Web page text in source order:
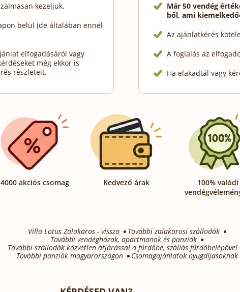
kezeljük.
belül (de általában ennél
elfogadásáról vagy
még ekkor is
részleteit.
Már 50 vendég
ből, ami
Az ajánlatkérés
A foglalás az
Ha elakadtál vagy
4000 akciós csomag Kedvező árak
100% valódi
Villa Lotus Zalakaros - vissza
További zalakarosi szállodák
További vendégházak, apartmanok és panziók
További szállodák közvetlen átjárással a fürdőbe, szállás fürdőbelépővel
További panziók magyarországon
Csomagajánlatok nyugdíjasoknak